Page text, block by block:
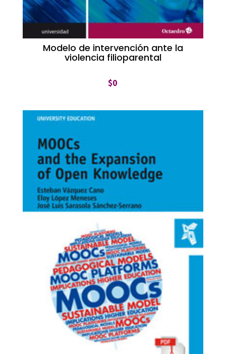
Modelo de intervención ante la
violencia filioparental
$0